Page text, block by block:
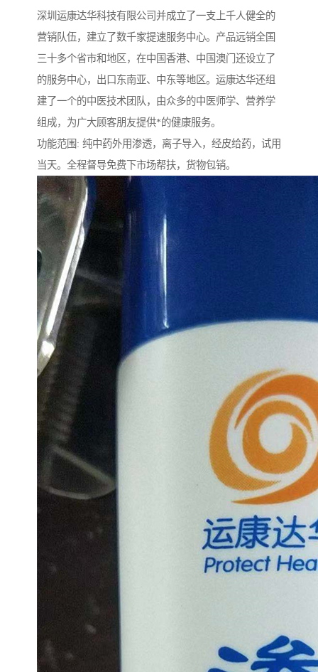
深圳运康达华科技有限公司并成立了一支上千人健全的
营销队伍，建立了数千家提速服务中心。产品远销全国
三十多个省市和地区，在中国香港、中国澳门还设立了
的服务中心，出口东南亚、中东等地区。运康达华还组
建了一个的中医技术团队，由众多的中医师学、营养学
组成，为广大顾客朋友提供*的健康服务。
功能范围: 纯中药外用渗透，离子导入，经皮给药，试用
当天。全程督导免费下市场帮扶，货物包销。